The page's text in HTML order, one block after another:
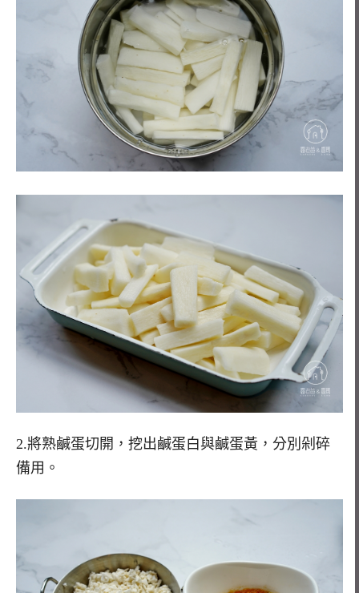
2.將熟鹹蛋切開，挖出鹹蛋白與鹹蛋黃，分別剁碎
備用。